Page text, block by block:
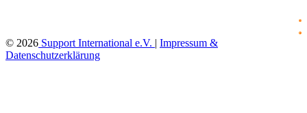
f
© 2026 Support International e.V. | Impressum &
Datenschutzerklärung